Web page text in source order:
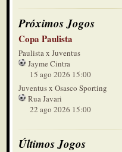
Próximos Jogos
Copa Paulista
Paulista x Juventus
Jayme Cintra
15 ago 2026 15:00
Juventus x Osasco Sporting
Rua Javari
22 ago 2026 15:00
Últimos Jogos